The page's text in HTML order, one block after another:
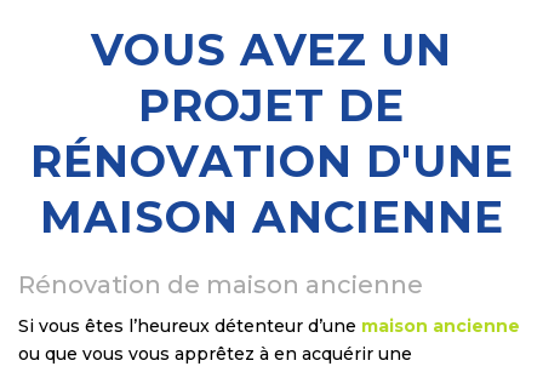
VOUS AVEZ UN
PROJET DE
RÉNOVATION D'UNE
MAISON ANCIENNE
Rénovation de maison ancienne
Si vous êtes l’heureux détenteur d’une maison ancienne
ou que vous vous apprêtez à en acquérir une